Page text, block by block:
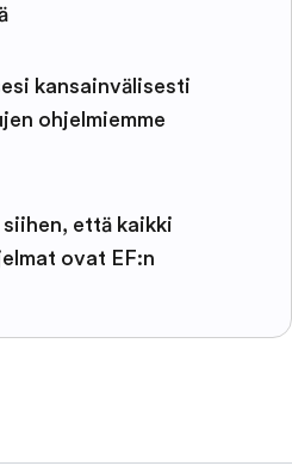
kansainvälisesti
ohjelmiemme
että kaikki
ovat EF:n